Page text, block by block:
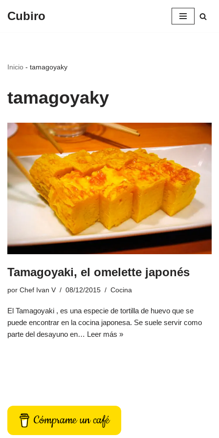
Cubiro
Inicio - tamagoyaky
tamagoyaky
Tamagoyaki, el omelette japonés
por Chef Ivan V 08/12/2015 Cocina
El Tamagoyaki , es una especie de tortilla de huevo que se
puede encontrar en la cocina japonesa. Se suele servir como
parte del desayuno en… Leer más »
Cómprame un café